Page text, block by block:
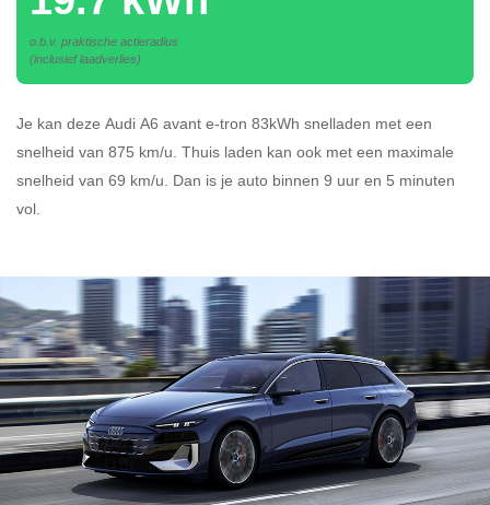
o.b.v. praktische actieradius
(inclusief laadverlies)
Je kan deze Audi A6 avant e-tron 83kWh snelladen met een
snelheid van 875 km/u. Thuis laden kan ook met een maximale
snelheid van 69 km/u. Dan is je auto binnen 9 uur en 5 minuten
vol.